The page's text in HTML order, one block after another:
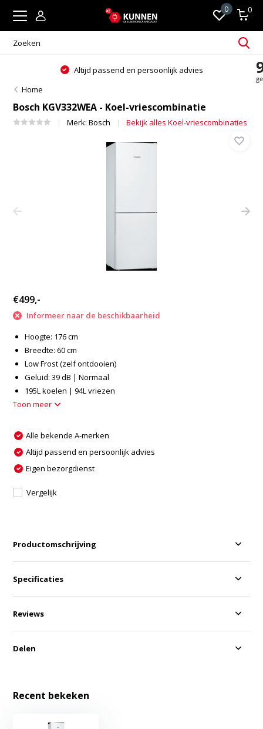
0 0
Altijd passend en persoonlijk advies
Home
Bosch KGV332WEA - Koel-vriescombinatie
Merk:Bosch Bekijk alles Koel-vriescombinaties
€499,-
Informeer naar de beschikbaarheid
Hoogte: 176 cm
Breedte: 60 cm
Low Frost (zelf ontdooien)
Geluid: 39 dB | Normaal
195L koelen | 94L vriezen
Toon meer
Alle bekende A-merken
Altijd passend en persoonlijk advies
Eigen bezorgdienst
Vergelijk
Productomschrijving
Specificaties
Reviews
Delen
Recent bekeken